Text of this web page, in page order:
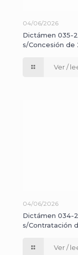
04/06/2026
Dictámen 035-
s/Concesión de
Ver /
04/06/2026
Dictámen 034-
s/Contratación
Ver /